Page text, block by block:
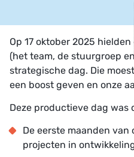
Op 17 oktober 2025
(het team, de stuurgroep
strategische dag. Die
een boost geven en onze
Deze productieve dag was
De eerste maanden
projecten in